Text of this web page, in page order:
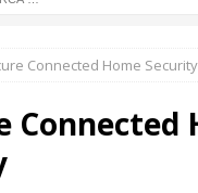
Connected Home Security
Connected